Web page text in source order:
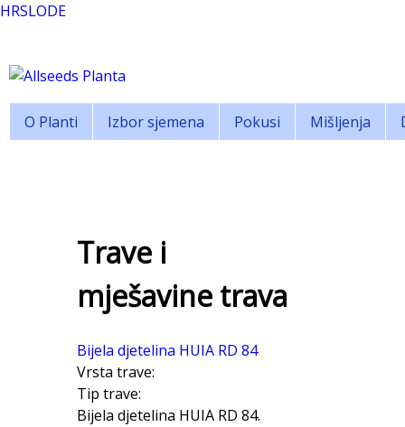
Skip to main content
HRSLODE
Allseeds
Planta
O Planti Izbor sjemena Pokusi Mišljenja
Trave i
mješavine trava
Bijela djetelina HUIA RD 84
Vrsta trave:
Tip trave:
Bijela djetelina HUIA RD 84.